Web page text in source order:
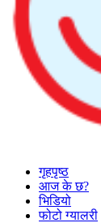
गृहपृष्ठ
आज के छ?
भिडियो
फोटो ग्यालरी